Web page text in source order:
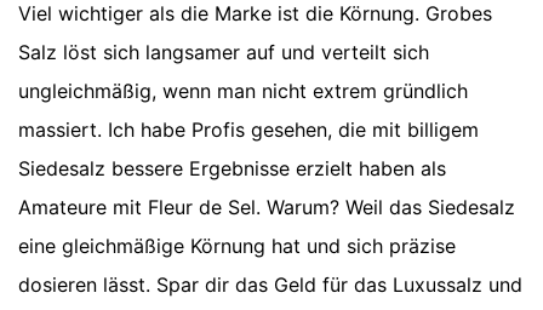
Viel wichtiger als die Marke ist die Körnung. Grobes
Salz löst sich langsamer auf und verteilt sich
ungleichmäßig, wenn man nicht extrem gründlich
massiert. Ich habe Profis gesehen, die mit billigem
Siedesalz bessere Ergebnisse erzielt haben als
Amateure mit Fleur de Sel. Warum? Weil das Siedesalz
eine gleichmäßige Körnung hat und sich präzise
dosieren lässt. Spar dir das Geld für das Luxussalz und